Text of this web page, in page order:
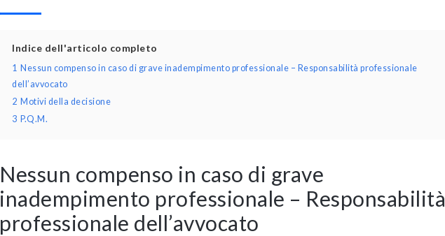
Indice dell'articolo completo
1 Nessun compenso in caso di grave inadempimento professionale – Responsabilità professionale
dell’avvocato
2 Motivi della decisione
3 P.Q.M.
Nessun compenso in caso di grave
inadempimento professionale – Responsabilità
professionale dell’avvocato